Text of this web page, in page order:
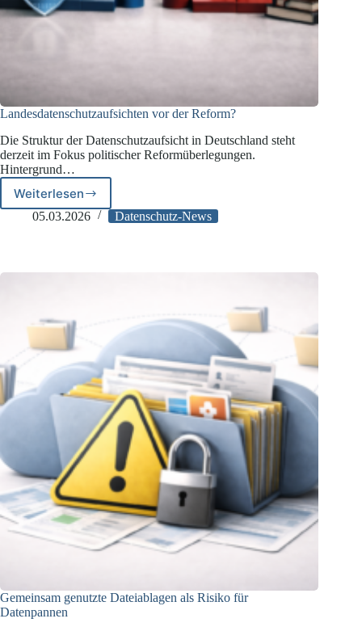
Landesdatenschutzaufsichten vor der Reform?
Die Struktur der Datenschutzaufsicht in Deutschland steht
derzeit im Fokus politischer Reformüberlegungen.
Hintergrund…
WeiterlesenLandesdatenschutzaufsichten
vor
05.03.2026 Datenschutz-News
Gemeinsam genutzte Dateiablagen als Risiko für
Datenpannen